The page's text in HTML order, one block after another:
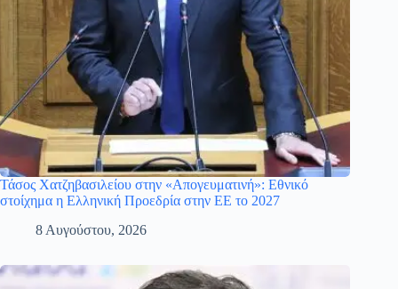
Τάσος Χατζηβασιλείου στην «Απογευματινή»: Εθνικό
στοίχημα η Ελληνική Προεδρία στην ΕΕ το 2027
8 Αυγούστου, 2026